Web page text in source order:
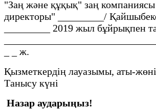
"Заң және құқық" заң
директоры" _________/
_________ 2019 жыл бұйрықпен
_ _ ж.
Қызметкердің лауазымы, аты-
Танысу күні
Назар аударыңыз!